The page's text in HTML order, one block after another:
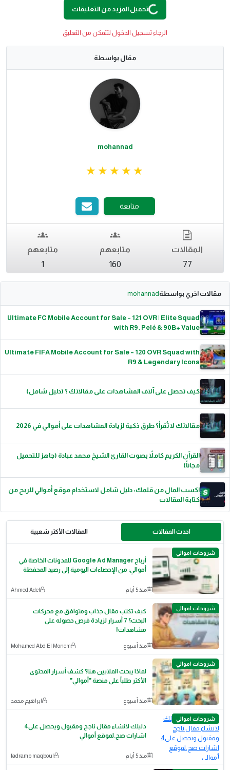
تحميل المزيد من التعليقات
الرجاء تسجيل الدخول لتتمكن من التعليق
مقال بواسطة
mohannad
متابعة
المقالات
77
متابعهم
160
متابعهم
1
مقالات اخري بواسطة mohannad
Ultimate FC Mobile Account for Sale – 121 OVR | Elite Squad
with R9, Pelé & 90B+ Value
Ultimate FIFA Mobile Account for Sale – 120 OVR Squad with
R9 & Legendary Icons
كيف تحصل على آلاف المشاهدات على مقالاتك ؟ (دليل شامل)
مقالاتك لا تُقرأ؟ طرق ذكية لزيادة المشاهدات على أموالي في 2026
القرآن الكريم كاملاً بصوت القارئ الشيخ محمد عبادة (جاهز للتحميل
مجاناً)
اكسب المال من قلمك: دليل شامل لاستخدام موقع أموالي للربح من
كتابة المقالات
احدث المقالات المقالات الأكثر شعبية
شروحات اموالي
أرباح Google Ad Manager للمدونات الخاصة في
أموالي: من الإحصاءات اليومية إلى رصيد المحفظة
منذ 5 أيام Ahmed Adel
شروحات اموالي
كيف تكتب مقال جذاب ومتوافق مع محركات
البحث؟ 7 أسرار لزيادة فرص حصوله على
مشاهدات!
منذ أسبوع Mohamed Abd El Monem
شروحات اموالي
لماذا يبحث الملايين هنا؟ كشف أسرار المحتوى
الأكثر طلباً على منصة "أموالي"
منذ أسبوع ابراهيم محمد
شروحات اموالي
دليلك لانشاء مقال ناجح ومقبول ويحصل على4
اشارات صح.لموقع أموالي
منذ 5 أيام fadramb maqboul